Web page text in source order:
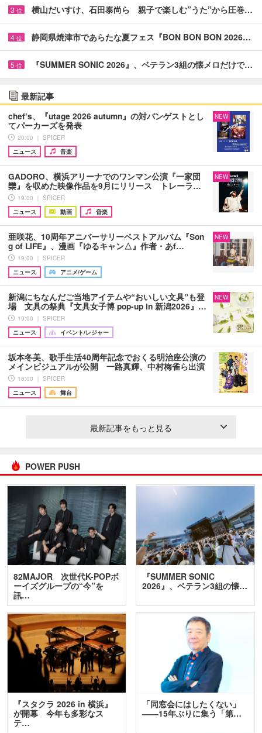
3 位 横山だいすけ、石田泰尚ら 親子で楽しむ”うた”から圧巻…
4 位 静岡県焼津市であらたな夏フェス『BON BON BON 2026…
5 位 『SUMMER SONIC 2026』、ベテラン3組の懐メロだけで…
最新記事
chef’s、『utage 2026 autumn』の対バンゲストとし
てパーカーズを発表
20:00 ｜ SPICER
ニュース
音楽
NEW
GADORO、横浜アリーナでのワンマン公演『一家団
欒』を収めた映像作品を9月にリリース トレーラ…
19:00 ｜ SPICER
ニュース
動画 音楽
NEW
亜咲花、10周年アニバーサリーベストアルバム『Son
g of LIFE』、漫画『ゆるキャン△』作者・あf…
19:00 ｜ SPICER
ニュース
アニメ/ゲーム
NEW
新潟にちなんだご当地アイテムや“おいしい文具”も登
場 文具の祭典『文具女子博 pop-up in 新潟2026』…
19:00 ｜ SPICER
ニュース
イベント/レジャー
NEW
坂本冬美、歌手生活40周年記念でおくる明治座公演の
メインビジュアルが公開 一路真輝、中村梅雀ら出演
18:00 ｜ SPICER
ニュース
舞台
最新記事をもっと見る
POWER PUSH
82MAJOR 次世代K-POPボ
ーイズグループの“今”を
訊…
『SUMMER SONIC
2026』、ベテラン3組の懐…
『スタクラ 2026 in 横浜』
が開幕 今年も多彩なス
テ…
「同窓会にはしたくない」
――15年ぶりに集う「第…